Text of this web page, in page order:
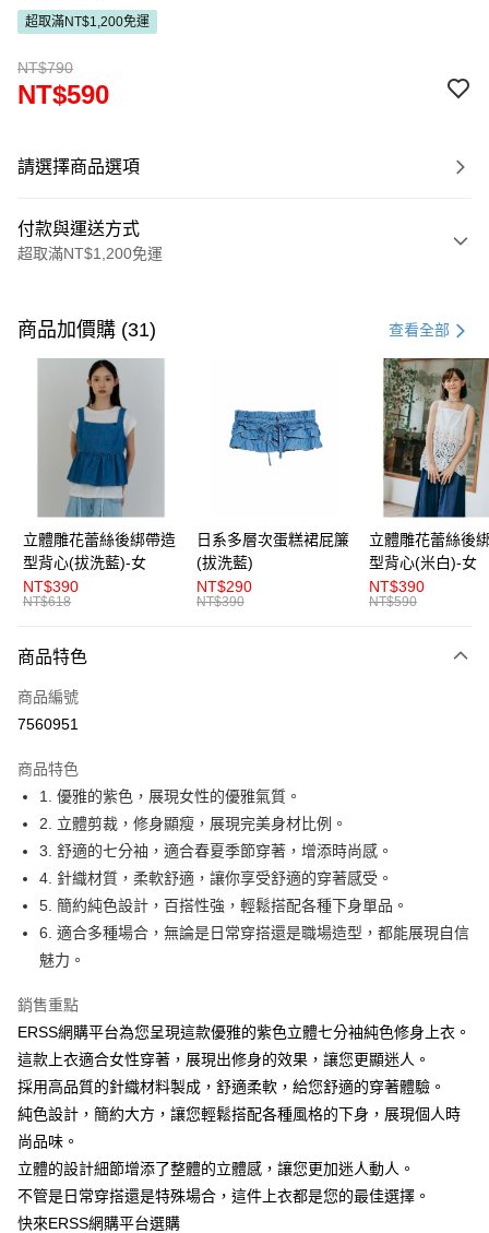
超取滿NT$1,200免運
NT$790
NT$590
請選擇商品選項
付款與運送方式
超取滿NT$1,200免運
信用卡一次付款
超商取貨付款
LINE Pay
Apple Pay
街口支付
悠遊付
AFTEE先享後付
相關說明
便利好安心！
２．便利：只要手機號碼，簡訊認證，即可結帳。
３．安心：先確認商品／服務後，再付款。
【「AFTEE先享後付」結帳流程】
１．於結帳方式選擇「AFTEE先享後付」後，將跳轉至「AFTEE先享後付」
結帳頁面，進行簡訊認證並確認金額後，即可完成結帳。
２．訂單成立數日內，您將收到繳費通知簡訊。
ATM／網路銀行／等多元方式進行付款，方視為交易完成。
※ 請注意：結帳手續完成當下不需立刻繳費，但若您需要取消訂單，請聯絡
購買商品的店家。未經商家同意取消之訂單仍視為有效，需透過AFTEE先享
後付繳納相關費用。
※ 交易是否成功請以「AFTEE先享後付 」之結帳頁面顯示為準，若有關於
是否繳費成功／繳費後需取消欲退款等相關疑問，請聯繫「AFTEE先享後付
【注意事項】
１．透過由恩沛科技股份有限公司提供之「AFTEE先享後付」服務完成之交
易，需依本服務之必要範圍內提供個人資料，並將交易相關給付款項請求債
２．關於個人資料處理事宜，請瀏覽以下網址：
https://aftee.tw/terms/#terms3
３．未成年的使用者請事先徵得法定代理人或監護人之同意方可使用
「AFTEE先享後付」，若未經同意申辦者引起之損失，本公司不負相關責
任。
４．使用「AFTEE先享後付」時，將依據個別帳號之用戶狀況，依本公司即
請求用戶進行身份認證。
運送方式
全家取貨付款
付款後全家取貨
每筆NT$80，滿NT$1,200(含以上)免運費
每筆NT$80，滿NT$1,200(含以上)免運費
付款後萊爾富取貨
每筆NT$80，滿NT$1,200(含以上)免運費
7-11取貨付款
每筆NT$80，滿NT$1,200(含以上)免運費
付款後7-11取貨
每筆NT$80，滿NT$1,200(含以上)免運費
宅配
每筆NT$80，滿NT$1,200(含以上)免運費
商品加價購 (31) 查看全部
立體雕花蕾絲後綁帶造
型背心(拔洗藍)-女
NT$390
NT$618
日系多層次蛋糕裙屁簾
(拔洗藍)
NT$290
NT$390
立體雕花蕾絲後
型背心(米白)-女
NT$390
NT$590
商品特色
商品編號
7560951
商品特色
1. 優雅的紫色，展現女性的優雅氣質。
2. 立體剪裁，修身顯瘦，展現完美身材比例。
3. 舒適的七分袖，適合春夏季節穿著，增添時尚感。
4. 針織材質，柔軟舒適，讓你享受舒適的穿著感受。
5. 簡約純色設計，百搭性強，輕鬆搭配各種下身單品。
6. 適合多種場合，無論是日常穿搭還是職場造型，都能展現自信
魅力。
銷售重點
ERSS網購平台為您呈現這款優雅的紫色立體七分袖純色修身上衣。
這款上衣適合女性穿著，展現出修身的效果，讓您更顯迷人。
採用高品質的針織材料製成，舒適柔軟，給您舒適的穿著體驗。
純色設計，簡約大方，讓您輕鬆搭配各種風格的下身，展現個人時
尚品味。
立體的設計細節增添了整體的立體感，讓您更加迷人動人。
不管是日常穿搭還是特殊場合，這件上衣都是您的最佳選擇。
快來ERSS網購平台選購